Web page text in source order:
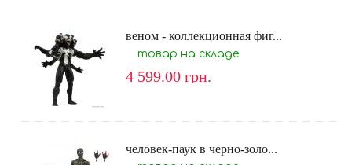
веном - коллекционная фиг...
товар на складе
4 599.00 грн.
человек-паук в черно-золо...